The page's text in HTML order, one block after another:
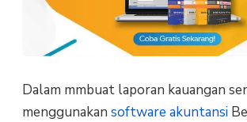
Dalam mmbuat laporan kauangan
menggunakan software akuntansi